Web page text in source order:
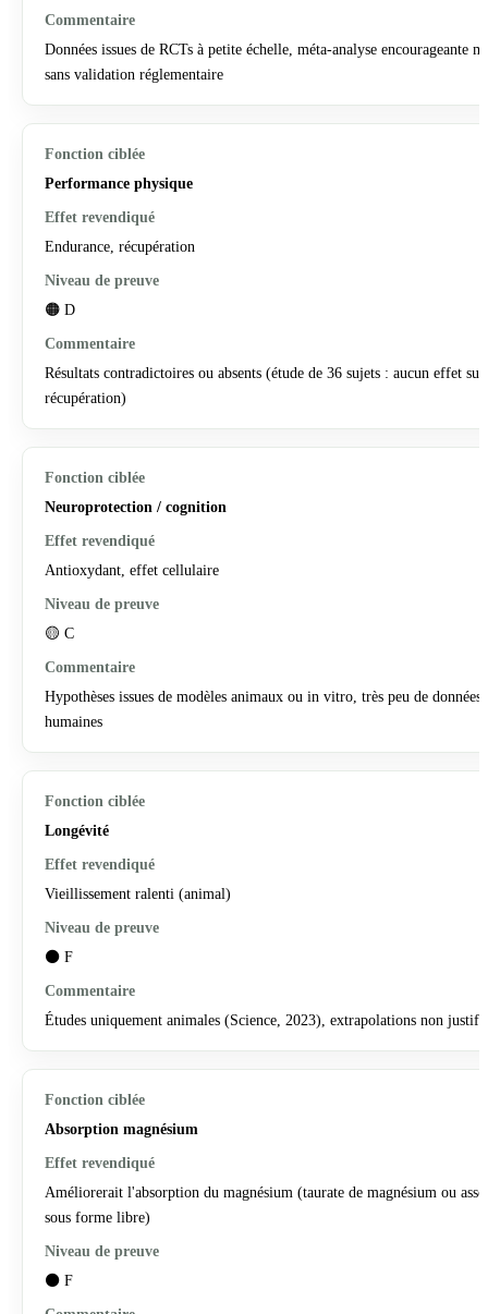
Données issues de RCTs à petite échelle, méta-analyse encourageante
sans validation réglementaire
Performance physique
Endurance, récupération
🟠 D
Résultats contradictoires ou absents (étude de 36 sujets : aucun effet
récupération)
Neuroprotection / cognition
Antioxydant, effet cellulaire
🟡 C
Hypothèses issues de modèles animaux ou in vitro, très peu de données
humaines
Longévité
Vieillissement ralenti (animal)
⚫ F
Études uniquement animales (Science, 2023), extrapolations non
Absorption magnésium
Améliorerait l'absorption du magnésium (taurate de magnésium ou
sous forme libre)
⚫ F